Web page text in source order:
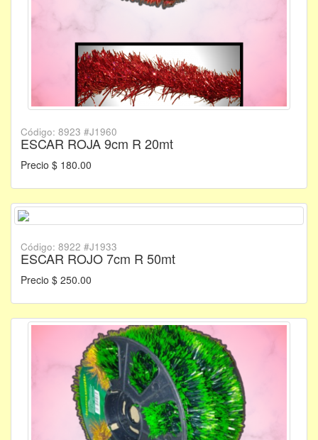
Código: 8923 #J1960
ESCAR ROJA 9cm R 20mt
Precio $ 180.00
Código: 8922 #J1933
ESCAR ROJO 7cm R 50mt
Precio $ 250.00